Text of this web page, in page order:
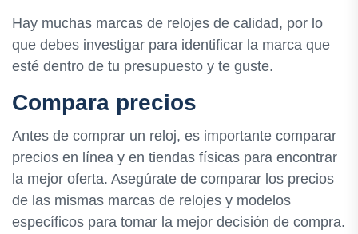
Hay muchas marcas de relojes de calidad, por lo
que debes investigar para identificar la marca que
esté dentro de tu presupuesto y te guste.
Compara precios
Antes de comprar un reloj, es importante comparar
precios en línea y en tiendas físicas para encontrar
la mejor oferta. Asegúrate de comparar los precios
de las mismas marcas de relojes y modelos
específicos para tomar la mejor decisión de compra.